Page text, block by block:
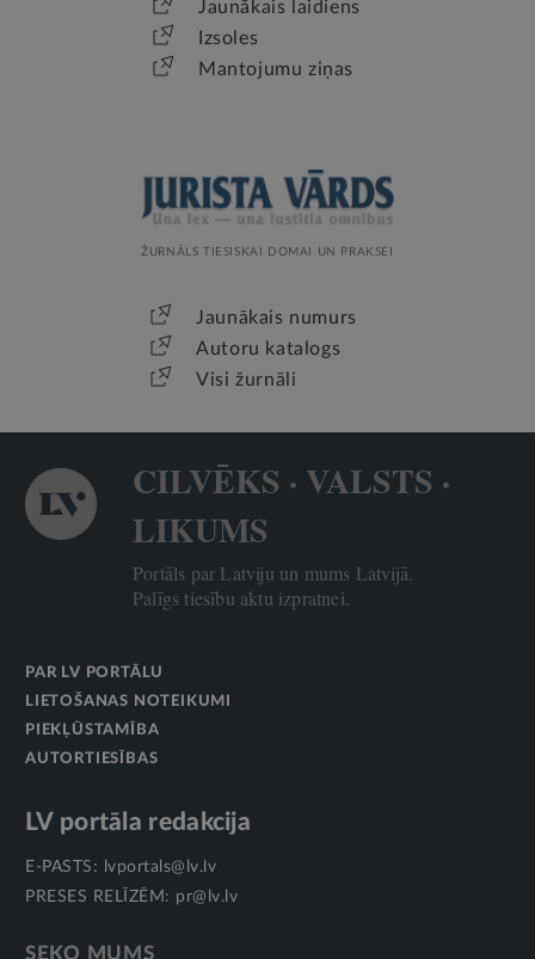
Jaunākais laidiens
Izsoles
Mantojumu ziņas
ŽURNĀLS TIESISKAI DOMAI UN PRAKSEI
Jaunākais numurs
Autoru katalogs
Visi žurnāli
CILVĒKS · VALSTS ·
LIKUMS
Portāls par Latviju un mums Latvijā.
Palīgs tiesību aktu izpratnei.
PAR LV PORTĀLU
LIETOŠANAS NOTEIKUMI
PIEKĻŪSTAMĪBA
AUTORTIESĪBAS
LV portāla redakcija
E-PASTS:
lvportals@lv.lv
PRESES RELĪZĒM: pr@lv.lv
SEKO MUMS